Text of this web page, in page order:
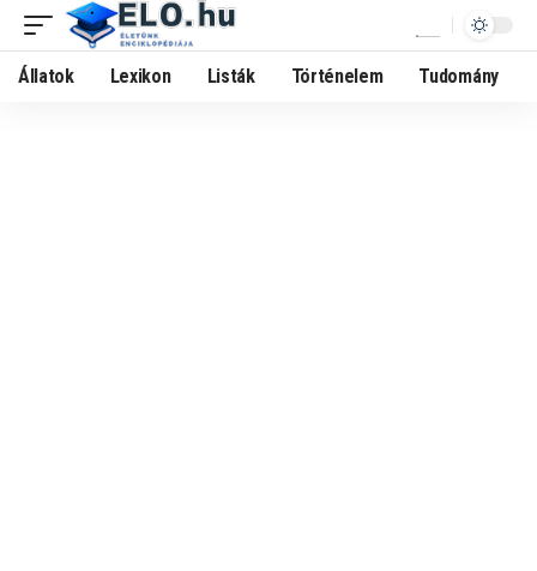
Állatok Lexikon Listák Történelem Tudomány